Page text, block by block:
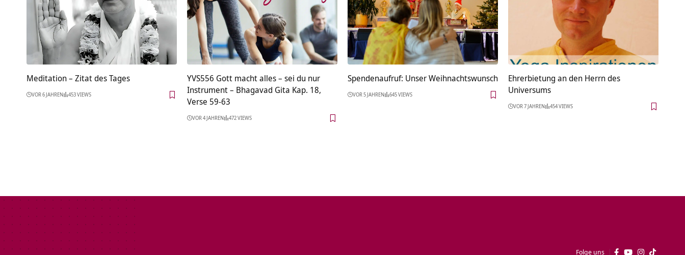
Meditation – Zitat des Tages
VOR 6 JAHREN 453 VIEWS
YVS556 Gott macht alles – sei du nur
Instrument – Bhagavad Gita Kap. 18,
Verse 59-63
VOR 4 JAHREN 472 VIEWS
Spendenaufruf: Unser Weihnachtswunsch
VOR 5 JAHREN 645 VIEWS
Ehrerbietung an den Herrn des
Universums
VOR 7 JAHREN 454 VIEWS
Folge uns